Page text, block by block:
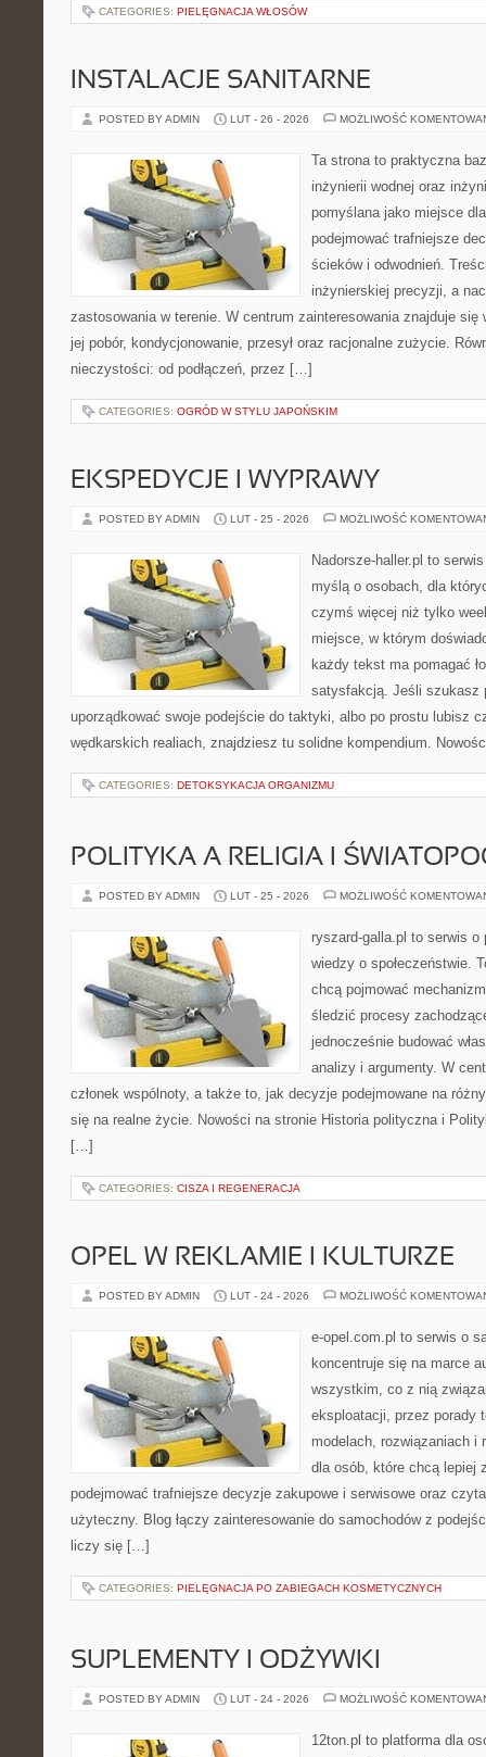
CATEGORIES: PIELĘGNACJA WŁOSÓW
INSTALACJE SANITARNE
POSTED BY ADMIN LUT - 26 - 2026 MOŻLIWOŚĆ
Ta strona to praktyczna
inżynierii wodnej oraz
pomyślana jako miejsce
podejmować trafniejsze
ścieków i odwodnień.
inżynierskiej precyzji, a
zastosowania w terenie. W centrum zainteresowania znajduje się
jej pobór, kondycjonowanie, przesył oraz racjonalne zużycie.
nieczystości: od podłączeń, przez […]
CATEGORIES: OGRÓD W STYLU JAPOŃSKIM
EKSPEDYCJE I WYPRAWY
POSTED BY ADMIN LUT - 25 - 2026 MOŻLIWOŚĆ
Nadorsze-haller.pl to
myślą o osobach, dla
czymś więcej niż tylko
miejsce, w którym
każdy tekst ma pomagać
satysfakcją. Jeśli szukasz
uporządkować swoje podejście do taktyki, albo po prostu lubisz
wędkarskich realiach, znajdziesz tu solidne kompendium.
CATEGORIES: DETOKSYKACJA ORGANIZMU
POLITYKA A RELIGIA I
POSTED BY ADMIN LUT - 25 - 2026 MOŻLIWOŚĆ
ryszard-galla.pl to serwis
wiedzy o społeczeństwie.
chcą pojmować
śledzić procesy
jednocześnie budować
analizy i argumenty. W
członek wspólnoty, a także to, jak decyzje podejmowane na
się na realne życie. Nowości na stronie Historia polityczna i
[…]
CATEGORIES: CISZA I REGENERACJA
OPEL W REKLAMIE I KULTURZE
POSTED BY ADMIN LUT - 24 - 2026 MOŻLIWOŚĆ
e-opel.com.pl to serwis o
koncentruje się na marce
wszystkim, co z nią
eksploatacji, przez porady
modelach, rozwiązaniach i
dla osób, które chcą lepiej
podejmować trafniejsze decyzje zakupowe i serwisowe oraz
użyteczny. Blog łączy zainteresowanie do samochodów z
liczy się […]
CATEGORIES: PIELĘGNACJA PO ZABIEGACH KOSMETYCZNYCH
SUPLEMENTY I ODŻYWKI
POSTED BY ADMIN LUT - 24 - 2026 MOŻLIWOŚĆ
12ton.pl to platforma dla